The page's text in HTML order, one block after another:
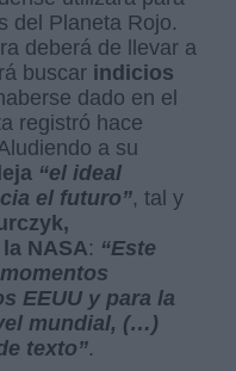
del Planeta Rojo.
deberá de llevar a
buscar indicios
dado en el
registró hace
a su
“el ideal
el futuro”, tal y
NASA: “Este
EEUU y para la
mundial, (…)
texto”.